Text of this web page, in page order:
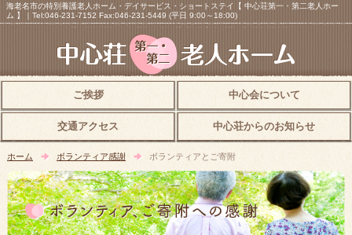
海老名市の特別養護老人ホーム・デイサービス・ショートステイ【 中心荘第一・第二老人ホー
ム 】｜Tel:046-231-7152 Fax:046-231-5449 (平日 9:00～18:00)
ご挨拶 中心会について
交通アクセス 中心荘からのお知らせ
ホーム ボランティア感謝 ボランティアとご寄附